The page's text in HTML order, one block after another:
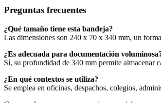
Preguntas frecuentes
¿Qué tamaño tiene esta bandeja?
Las dimensiones son 240 x 70 x 340 mm, un
¿Es adecuada para documentación
Sí, su profundidad de 340 mm permite almacenar
¿En qué contextos se utiliza?
Se emplea en oficinas, despachos, colegios,